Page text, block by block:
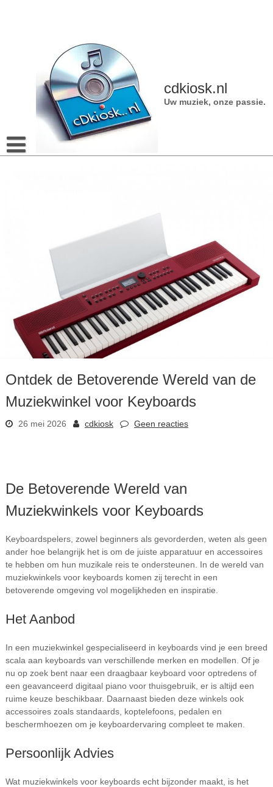
cdkiosk.nl
Uw muziek, onze passie.
Ontdek de Betoverende Wereld van de
Muziekwinkel voor Keyboards
26 mei 2026 cdkiosk Geen reacties
De Betoverende Wereld van
Muziekwinkels voor Keyboards
Keyboardspelers, zowel beginners als gevorderden, weten als geen
ander hoe belangrijk het is om de juiste apparatuur en accessoires
te hebben om hun muzikale reis te ondersteunen. In de wereld van
muziekwinkels voor keyboards komen zij terecht in een
betoverende omgeving vol mogelijkheden en inspiratie.
Het Aanbod
In een muziekwinkel gespecialiseerd in keyboards vind je een breed
scala aan keyboards van verschillende merken en modellen. Of je
nu op zoek bent naar een draagbaar keyboard voor optredens of
een geavanceerd digitaal piano voor thuisgebruik, er is altijd een
ruime keuze beschikbaar. Daarnaast bieden deze winkels ook
accessoires zoals standaards, koptelefoons, pedalen en
beschermhoezen om je keyboardervaring compleet te maken.
Persoonlijk Advies
Wat muziekwinkels voor keyboards echt bijzonder maakt, is het